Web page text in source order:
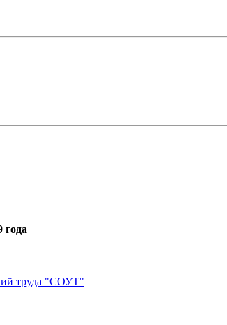
труда "СОУТ"